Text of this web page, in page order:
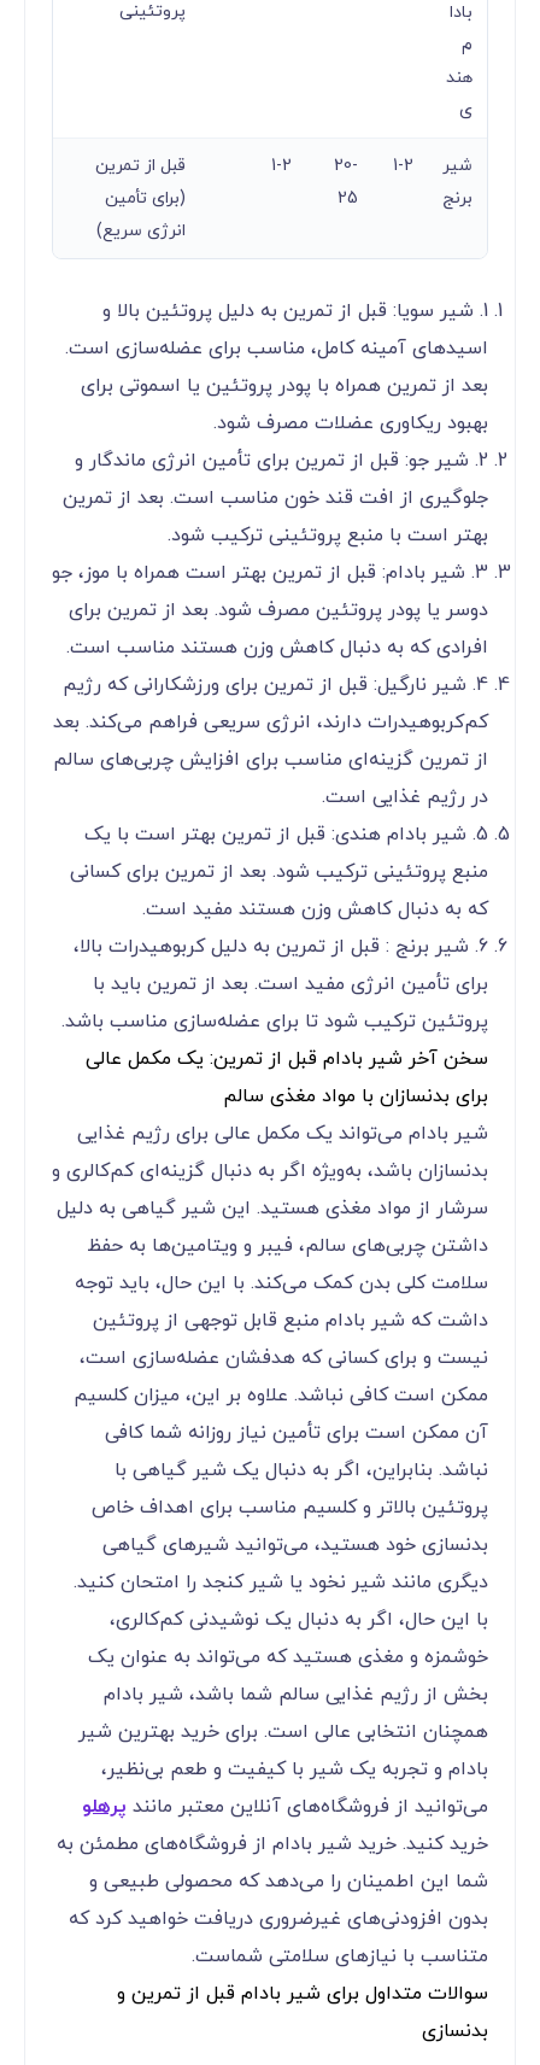
بادا
م
هند
ی
پروتئینی
شیر
برنج
1-2
20-
25
1-2
قبل از تمرین
(برای تأمین
انرژی سریع)
1. شیر سویا: قبل از تمرین به دلیل پروتئین بالا و
اسیدهای آمینه کامل، مناسب برای عضله‌سازی است.
بعد از تمرین همراه با پودر پروتئین یا اسموتی برای
بهبود ریکاوری عضلات مصرف شود.
2. شیر جو: قبل از تمرین برای تأمین انرژی ماندگار و
جلوگیری از افت قند خون مناسب است. بعد از تمرین
بهتر است با منبع پروتئینی ترکیب شود.
3. شیر بادام: قبل از تمرین بهتر است همراه با موز، جو
دوسر یا پودر پروتئین مصرف شود. بعد از تمرین برای
افرادی که به دنبال کاهش وزن هستند مناسب است.
4. شیر نارگیل: قبل از تمرین برای ورزشکارانی که رژیم
کم‌کربوهیدرات دارند، انرژی سریعی فراهم می‌کند. بعد
از تمرین گزینه‌ای مناسب برای افزایش چربی‌های سالم
در رژیم غذایی است.
5. شیر بادام هندی: قبل از تمرین بهتر است با یک
منبع پروتئینی ترکیب شود. بعد از تمرین برای کسانی
که به دنبال کاهش وزن هستند مفید است.
6. شیر برنج : قبل از تمرین به دلیل کربوهیدرات بالا،
برای تأمین انرژی مفید است. بعد از تمرین باید با
پروتئین ترکیب شود تا برای عضله‌سازی مناسب باشد.
سخن آخر شیر بادام قبل از تمرین: یک مکمل عالی
برای بدنسازان با مواد مغذی سالم
شیر بادام می‌تواند یک مکمل عالی برای رژیم غذایی
بدنسازان باشد، به‌ویژه اگر به دنبال گزینه‌ای کم‌کالری و
سرشار از مواد مغذی هستید. این شیر گیاهی به دلیل
داشتن چربی‌های سالم، فیبر و ویتامین‌ها به حفظ
سلامت کلی بدن کمک می‌کند. با این حال، باید توجه
داشت که شیر بادام منبع قابل توجهی از پروتئین
نیست و برای کسانی که هدفشان عضله‌سازی است،
ممکن است کافی نباشد. علاوه بر این، میزان کلسیم
آن ممکن است برای تأمین نیاز روزانه شما کافی
نباشد. بنابراین، اگر به دنبال یک شیر گیاهی با
پروتئین بالاتر و کلسیم مناسب برای اهداف خاص
بدنسازی خود هستید، می‌توانید شیرهای گیاهی
دیگری مانند شیر نخود یا شیر کنجد را امتحان کنید.
با این حال، اگر به دنبال یک نوشیدنی کم‌کالری،
خوشمزه و مغذی هستید که می‌تواند به عنوان یک
بخش از رژیم غذایی سالم شما باشد، شیر بادام
همچنان انتخابی عالی است. برای خرید بهترین شیر
بادام و تجربه یک شیر با کیفیت و طعم بی‌نظیر،
می‌توانید از فروشگاه‌های آنلاین معتبر مانند پرهلو
خرید کنید. خرید شیر بادام از فروشگاه‌های مطمئن به
شما این اطمینان را می‌دهد که محصولی طبیعی و
بدون افزودنی‌های غیرضروری دریافت خواهید کرد که
متناسب با نیازهای سلامتی شماست.
سوالات متداول برای شیر بادام قبل از تمرین و
بدنسازی